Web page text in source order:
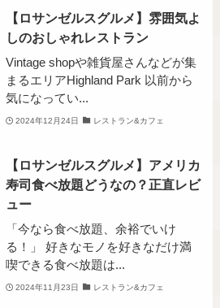
【ロサンゼルスグルメ】雰囲気よ
しのおしゃれレストラン
Vintage shopや雑貨屋さんなどが集
まるエリアHighland Park 以前から
気になってい...
2024年12月24日 レストラン&カフェ
【ロサンゼルスグルメ】アメリカ
寿司食べ放題どうなの？正直レビ
ュー
「今なら食べ放題、余裕でいけ
る！」 好きなモノを好きなだけ満
喫できる食べ放題は...
2024年11月23日 レストラン&カフェ